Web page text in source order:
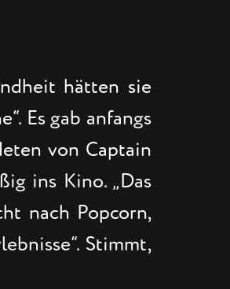
hätten sie
Es gab anfangs
von Captain
ins Kino. „Das
nach Popcorn,
Stimmt,